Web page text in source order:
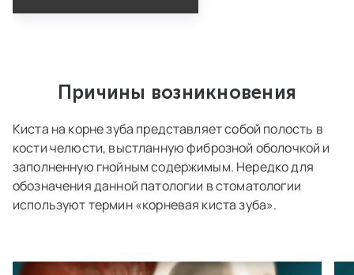
Причины возникновения
Киста на корне зуба представляет собой полость в
кости челюсти, выстланную фиброзной оболочкой и
заполненную гнойным содержимым. Нередко для
обозначения данной патологии в стоматологии
используют термин «корневая киста зуба».